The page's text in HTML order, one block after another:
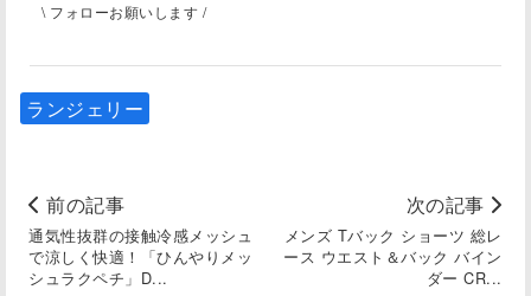
\ フォローお願いします /
ランジェリー
前の記事
通気性抜群の接触冷感メッシュ
で涼しく快適！「ひんやりメッ
シュラクペチ」D...
次の記事
メンズ Tバック ショーツ 総レ
ース ウエスト＆バック バイン
ダー CR...